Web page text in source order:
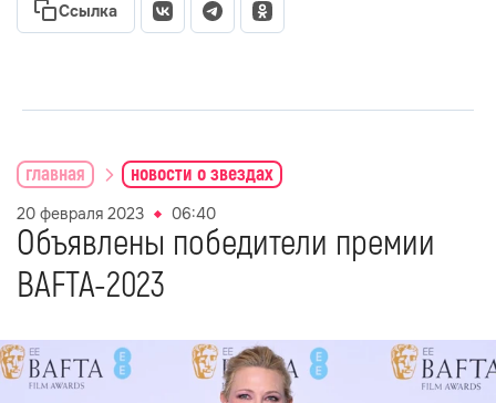
Ссылка
главная новости о звездах
20 февраля 2023 06:40
Объявлены победители премии
BAFTA-2023